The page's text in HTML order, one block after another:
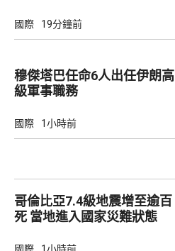
國際 19分鐘前
穆傑塔巴任命6人出任伊朗高
級軍事職務
國際 1小時前
哥倫比亞7.4級地震增至逾百
死 當地進入國家災難狀態